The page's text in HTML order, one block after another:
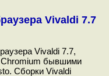
Vivaldi 7.7
Vivaldi 7.7,
Chromium бывшими
Сборки Vivaldi